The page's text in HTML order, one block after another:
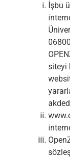
KURUMSAL
İşbu
siteyi